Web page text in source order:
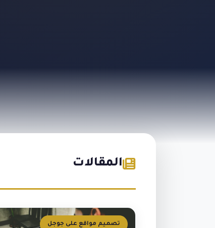
المقالات
تصميم مواقع على جوجل